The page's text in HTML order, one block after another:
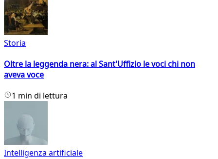
Storia
Oltre la leggenda nera: al Sant'Uffizio le voci chi non
aveva voce
1 min di lettura
Intelligenza artificiale